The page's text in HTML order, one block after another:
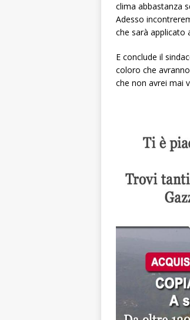
clima abbastanza
Adesso
che sarà applicato
E conclude il
coloro che
che non avrei mai